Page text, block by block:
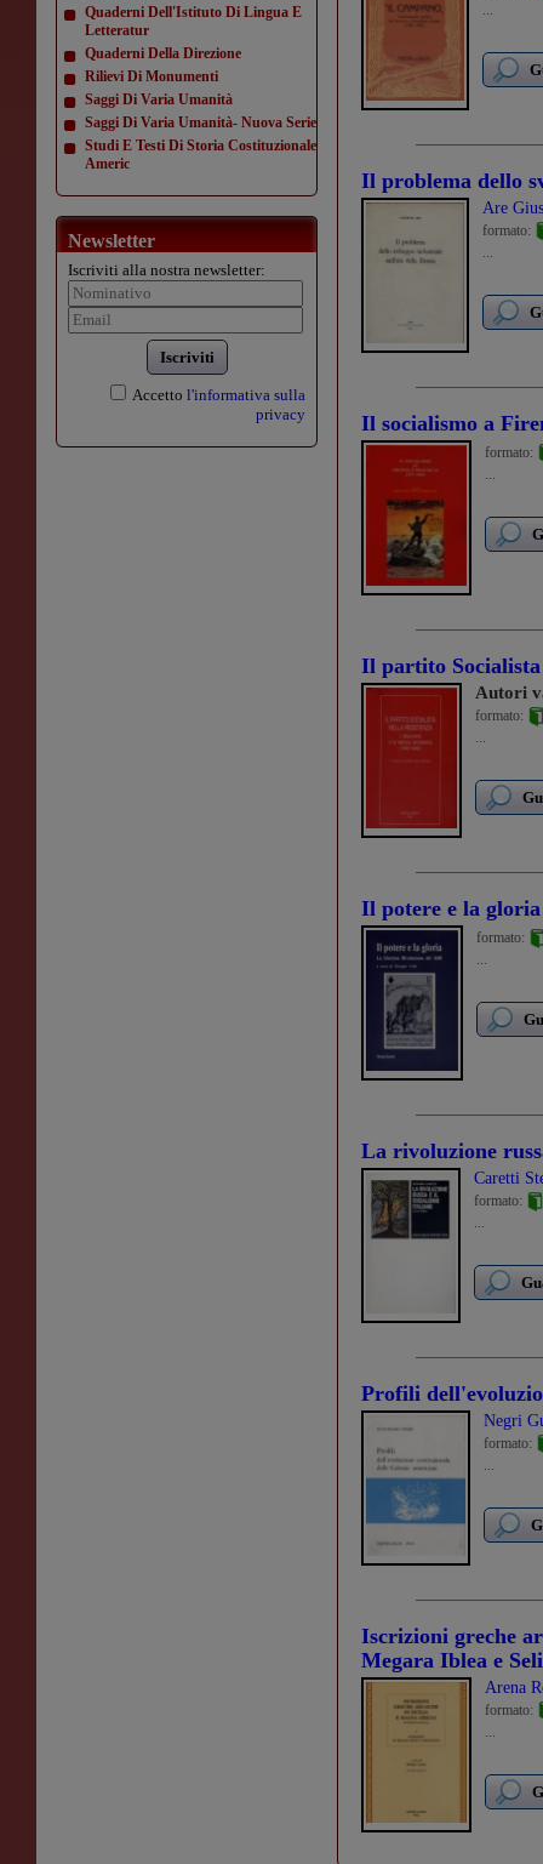
Quaderni Dell'Istituto Di Lingua E
Letteratur
Quaderni Della Direzione
Rilievi Di Monumenti
Saggi Di Varia Umanità
Saggi Di Varia Umanità- Nuova Serie
Studi E Testi Di Storia Costituzionale
Americ
Newsletter
Iscriviti alla nostra newsletter:
Iscriviti
Accetto l'informativa sulla
privacy
...
Il problema dello
Are
formato:
...
Il socialismo a
formato:
...
Il partito Socialista
Autori
formato:
...
Il potere e la gloria
formato:
...
La rivoluzione
Caretti
formato:
...
Profili
Negri
formato:
...
Iscrizioni greche
Megara Iblea e
Arena
formato:
...